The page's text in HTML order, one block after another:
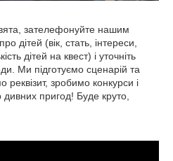
зателефонуйте нашим
дітей (вік, стать, інтереси,
дітей на квест) і уточніть
Ми підготуємо сценарій та
реквізит, зробимо конкурси і
пригод! Буде круто,